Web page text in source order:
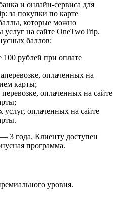
и онлайн-сервиса для
за покупки по карте
которые можно
услуг на сайте OneTwoTrip.
баллов:
100 рублей при оплате
оплаченных на
карты;
оплаченных на сайте
услуг, оплаченных на сайте
3 года. Клиенту доступен
программа.
уровня.